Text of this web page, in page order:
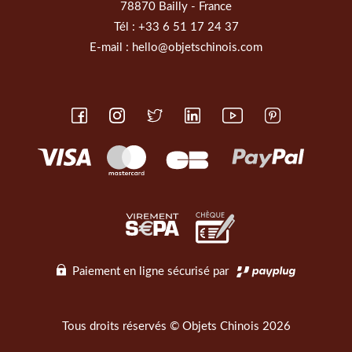
78870 Bailly - France
Tél : +33 6 51 17 24 37
E-mail : hello@objetschinois.com
Paiement en ligne sécurisé par
Tous droits réservés © Objets Chinois 2026